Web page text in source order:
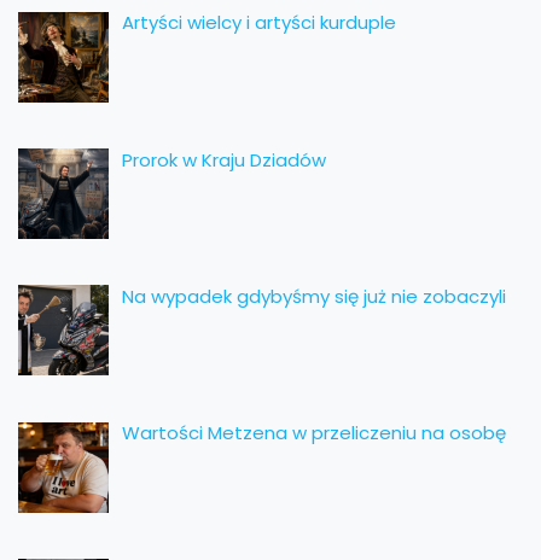
Artyści wielcy i artyści kurduple
Prorok w Kraju Dziadów
Na wypadek gdybyśmy się już nie zobaczyli
Wartości Metzena w przeliczeniu na osobę